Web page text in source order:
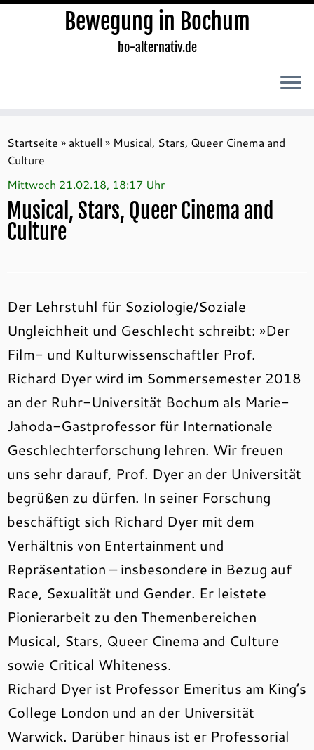
Inhalt
springen
Bewegung in Bochum
bo-alternativ.de
Startseite » aktuell » Musical, Stars, Queer Cinema and
Culture
Mittwoch 21.02.18, 18:17 Uhr
Musical, Stars, Queer Cinema and
Culture
Der Lehrstuhl für Soziologie/Soziale
Ungleichheit und Geschlecht schreibt: »Der
Film- und Kulturwissenschaftler Prof.
Richard Dyer wird im Sommersemester 2018
an der Ruhr-Universität Bochum als Marie-
Jahoda-Gastprofessor für Internationale
Geschlechterforschung lehren. Wir freuen
uns sehr darauf, Prof. Dyer an der Universität
begrüßen zu dürfen. In seiner Forschung
beschäftigt sich Richard Dyer mit dem
Verhältnis von Entertainment und
Repräsentation – insbesondere in Bezug auf
Race, Sexualität und Gender. Er leistete
Pionierarbeit zu den Themenbereichen
Musical, Stars, Queer Cinema and Culture
sowie Critical Whiteness.
Richard Dyer ist Professor Emeritus am King’s
College London und an der Universität
Warwick. Darüber hinaus ist er Professorial